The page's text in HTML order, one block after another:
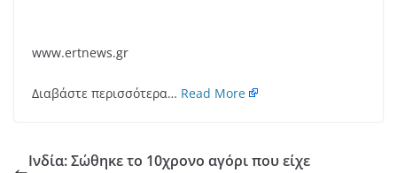
www.ertnews.gr
Διαβάστε περισσότερα… Read More
Ινδία: Σώθηκε το 10χρονο αγόρι που είχε